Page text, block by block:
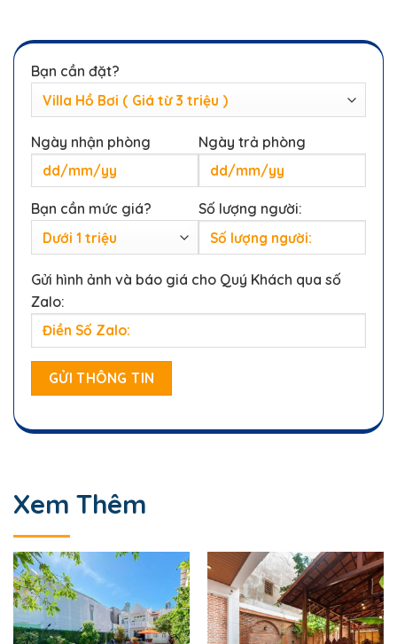
Bạn cần đặt?
Ngày nhận phòng Ngày trả phòng
Bạn cần mức giá? Số lượng người:
Gửi hình ảnh và báo giá cho Quý Khách qua số
Zalo:
Xem Thêm